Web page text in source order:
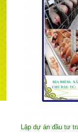
Lập dự án đầu tư